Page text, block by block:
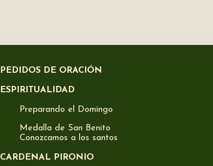
PEDIDOS DE ORACIÓN
ESPIRITUALIDAD
Preparando el Domingo
Medalla de San Benito
Conozcamos a los santos
CARDENAL PIRONIO